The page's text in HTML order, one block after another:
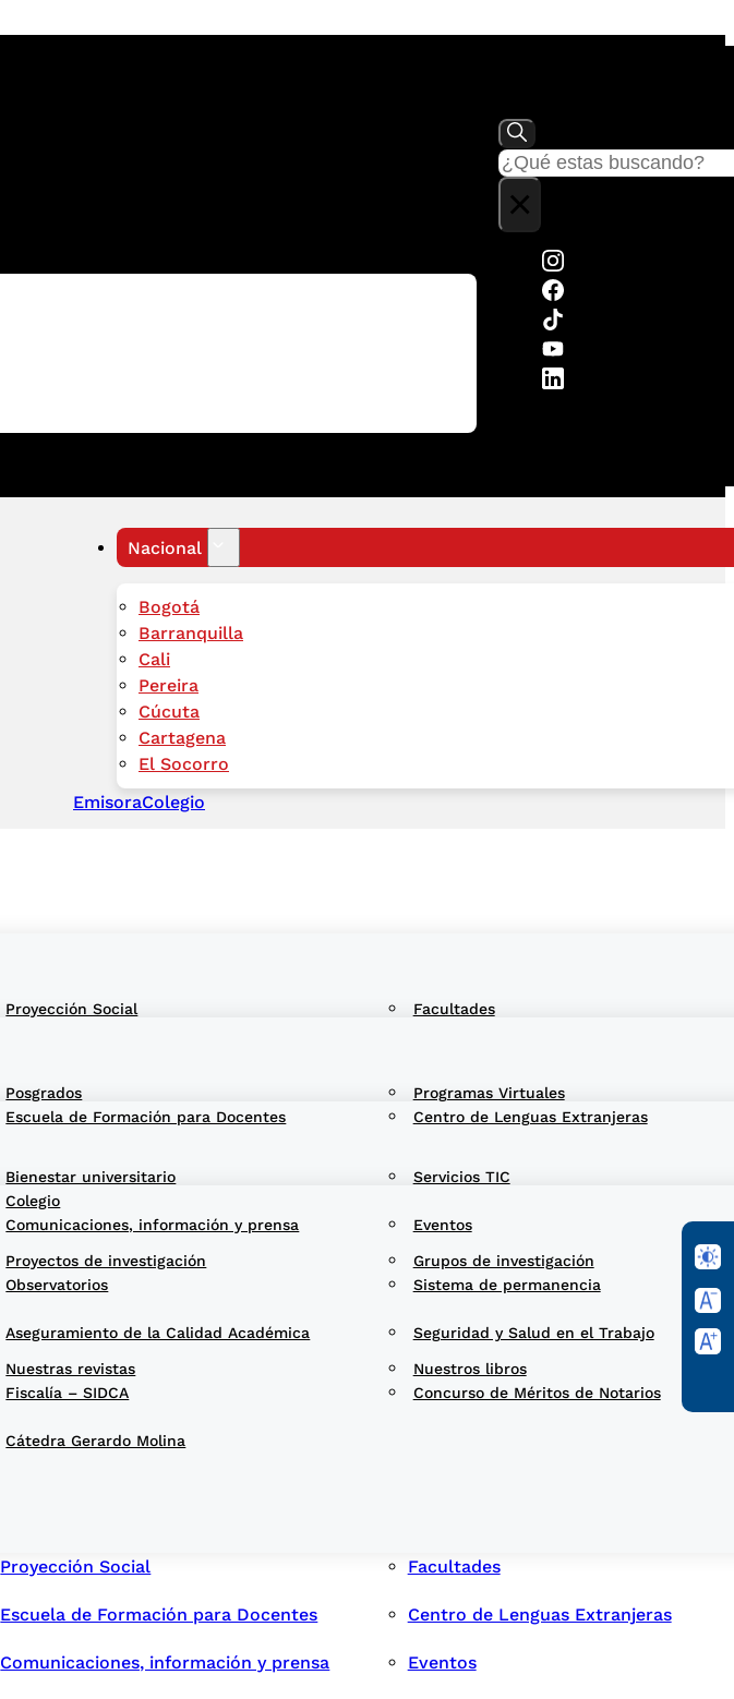
Buscar
×
Nacional
Bogotá
Barranquilla
Cali
Pereira
Cúcuta
Cartagena
El Socorro
EmisoraColegio
Proyección Social Facultades
Escuela de Formación para Docentes Centro de Lenguas Extranjeras
Comunicaciones, información y prensa Eventos
Aseguramiento de la Calidad Académica Seguridad y Salud en el Trabajo
Cátedra Gerardo Molina
Posgrados Programas Virtuales
Colegio
Bienestar universitario Servicios TIC
Observatorios Sistema de permanencia
Fiscalía – SIDCA Concurso de Méritos de Notarios
Proyectos de investigación Grupos de investigación
Nuestras revistas Nuestros libros
Proyección Social Facultades
Escuela de Formación para Docentes Centro de Lenguas Extranjeras
Comunicaciones, información y prensa Eventos